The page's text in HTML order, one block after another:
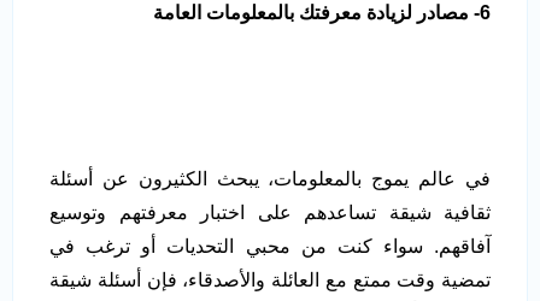
6- مصادر لزيادة معرفتك بالمعلومات العامة
في عالم يموج بالمعلومات، يبحث الكثيرون عن أسئلة
ثقافية شيقة تساعدهم على اختبار معرفتهم وتوسيع
آفاقهم. سواء كنت من محبي التحديات أو ترغب في
تمضية وقت ممتع مع العائلة والأصدقاء، فإن أسئلة شيقة